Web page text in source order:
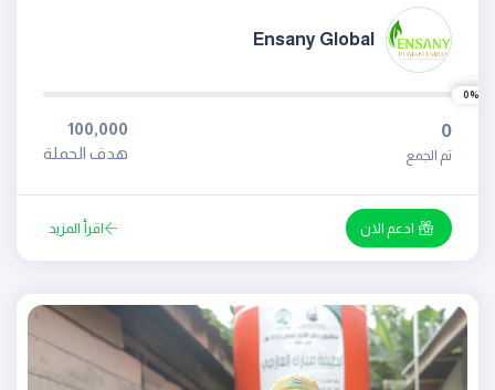
Ensany Global
0%
0
تم الجمع
100,000
هدف الحملة
ادعم الان اقرأ المزيد